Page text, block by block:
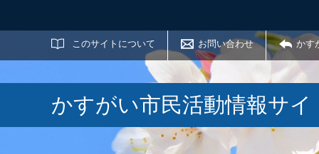
このサイトについて お問い合わせ かす
サイト内検索
かすがい市民活動情報サイ